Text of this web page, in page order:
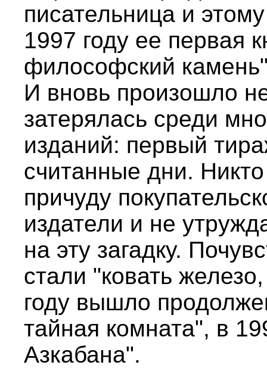
писательница и
1997 году ее первая
философский
И вновь произошло
затерялась среди
изданий: первый
считанные дни.
причуду
издатели и не
на эту загадку.
стали "ковать
году вышло
тайная комната", в
Азкабана".